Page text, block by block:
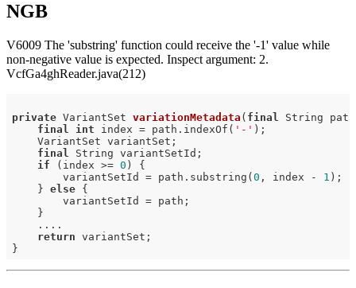
NGB
V6009 The 'substring' function could receive the '-1' value while
non-negative value is expected. Inspect argument: 2.
VcfGa4ghReader.java(212)
private VariantSet variationMetadata ( final
String
final
int index = path.indexOf( '-' );
    VariantSet variantSet;
final
String variantSetId;
if (index >= 0 ) {
        variantSetId = path.substring(
0 , index - 1 );
    }
else {
        variantSetId = path;
    }
    ....
return variantSet;